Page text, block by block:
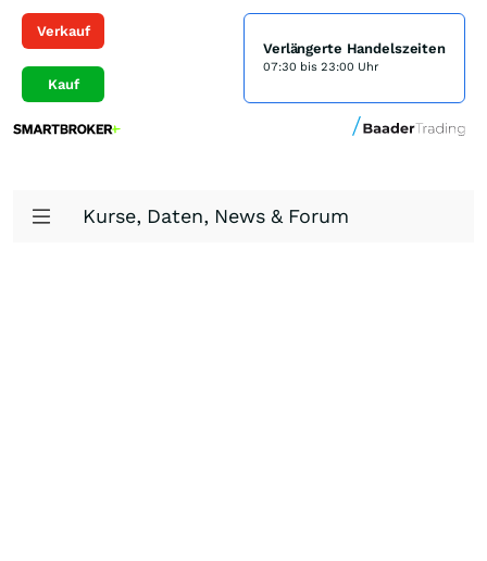
Verkauf
Kauf
Verlängerte Handelszeiten
07:30 bis 23:00 Uhr
Kurse, Daten, News & Forum